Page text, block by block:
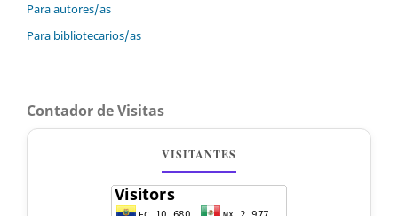
Para autores/as
Para bibliotecarios/as
Contador de Visitas
VISITANTES